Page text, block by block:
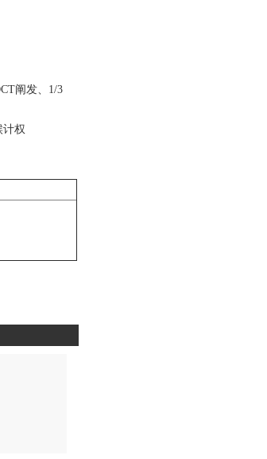
阐发、1/3
计权